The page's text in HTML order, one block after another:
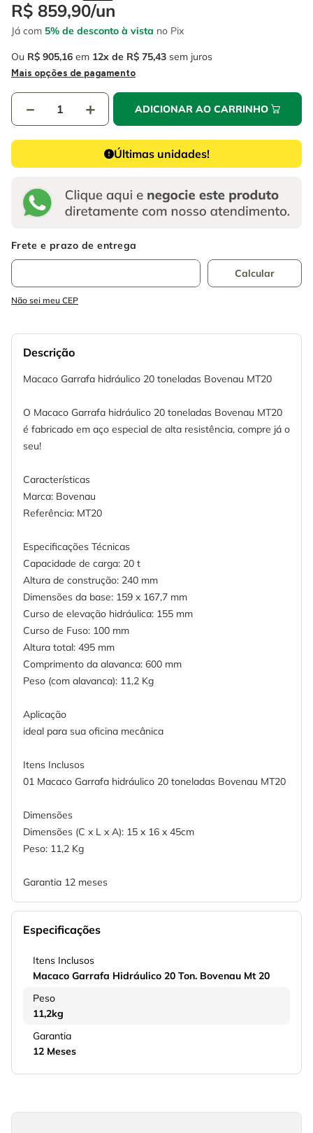
R$ 859,90/un
Já com 5% de desconto à vista no Pix
Ou R$ 905,16 em 12 R$ 75,43 sem juros
Mais opções de pagamento
＋
－ ADICIONAR AO CARRINHO
Últimas unidades!
Não sei meu CEP
Descrição
Macaco Garrafa hidráulico 20 toneladas Bovenau MT20
O Macaco Garrafa hidráulico 20 toneladas Bovenau MT20
é fabricado em aço especial de alta resistência, compre já o
seu!
Características
Marca: Bovenau
Referência: MT20
Especificações Técnicas
Capacidade de carga: 20 t
Altura de construção: 240 mm
Dimensões da base: 159 x 167,7 mm
Curso de elevação hidráulica: 155 mm
Curso de Fuso: 100 mm
Altura total: 495 mm
Comprimento da alavanca: 600 mm
Peso (com alavanca): 11,2 Kg
Aplicação
ideal para sua oficina mecânica
Itens Inclusos
01 Macaco Garrafa hidráulico 20 toneladas Bovenau MT20
Dimensões
Dimensões (C x L x A): 15 x 16 x 45cm
Peso: 11,2 Kg
Garantia 12 meses
Especificações
Itens Inclusos
Macaco Garrafa Hidráulico 20 Ton. Bovenau Mt 20
Peso
11,2kg
Garantia
12 Meses
6 º fio
7º serra copo
8º chave impacto
disco corte
º escada
º serra circular
º fio
chave impacto
º cabo flexivel
10º disco corte